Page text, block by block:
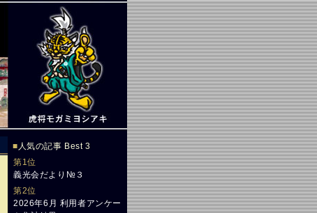
■ 人気の記事 Best 3
第1位
義光会だより№３
第2位
2026年6月 利用者アンケー